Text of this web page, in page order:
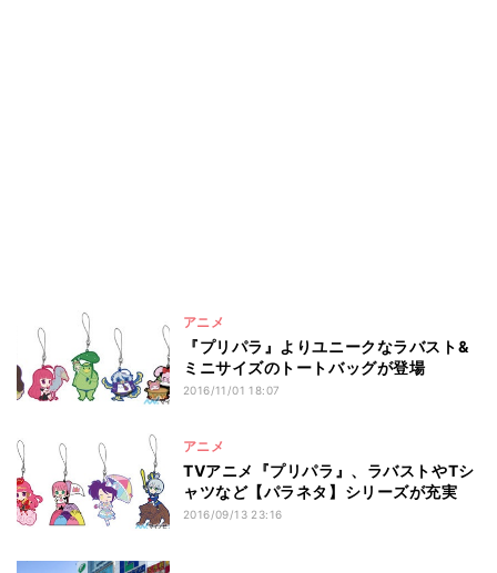
アニメ
『プリパラ』よりユニークなラバスト&
ミニサイズのトートバッグが登場
2016/11/01 18:07
アニメ
TVアニメ『プリパラ』、ラバストやTシ
ャツなど【パラネタ】シリーズが充実
2016/09/13 23:16